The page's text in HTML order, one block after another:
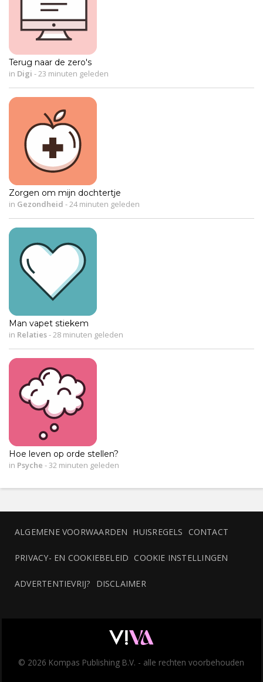
Terug naar de zero's
in Digi -23 minuten geleden
Zorgen om mijn dochtertje
in Gezondheid -24 minuten geleden
Man vapet stiekem
in Relaties-28 minuten geleden
Hoe leven op orde stellen?
in Psyche -32 minuten geleden
ALGEMENE VOORWAARDEN HUISREGELS CONTACT
PRIVACY- EN COOKIEBELEID COOKIE INSTELLINGEN
ADVERTENTIEVRIJ? DISCLAIMER
© 2026 Kompas Publishing B.V. - alle rechten voorbehouden